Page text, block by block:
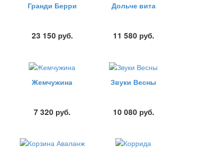
Гранди Берри
23 150 руб.
Дольче вита
11 580 руб.
Жемчужина
7 320 руб.
Звуки Весны
10 080 руб.